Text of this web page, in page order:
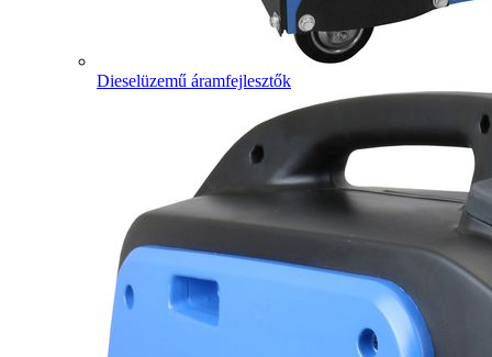
Dieselüzemű áramfejlesztők